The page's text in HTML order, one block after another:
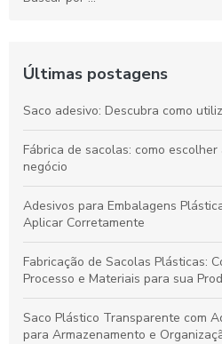
Últimas postagens
Saco adesivo: Descubra como
Fábrica de sacolas: como
negócio
Adesivos para Embalagens
Aplicar Corretamente
Fabricação de Sacolas Plásticas:
Processo e Materiais para sua
Saco Plástico Transparente com
para Armazenamento e